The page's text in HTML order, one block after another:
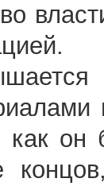
как он